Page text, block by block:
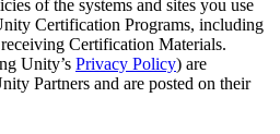
of the systems and sites you use
Certification Programs, including
Certification Materials.
Unity’s Privacy Policy) are
Partners and are posted on their